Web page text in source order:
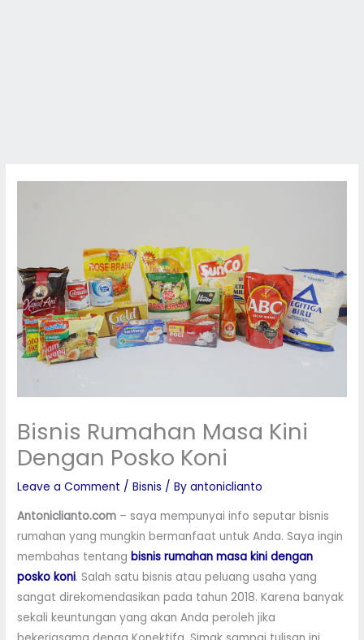
Bisnis Rumahan Masa Kini
Dengan Posko Koni
Leave a Comment /Bisnis / Byantoniclianto
Antoniclianto.com – saya mempunyai info seputar bisnis
rumahan yang mungkin bermanfaat untuk Anda. Saya ingin
membahas tentangbisnis rumahan masa kini dengan
posko koni. Salah satu bisnis atau peluang usaha yang
sangat direkomendasikan pada tahun 2018. Karena banyak
sekali keuntungan yang akan Anda peroleh jika